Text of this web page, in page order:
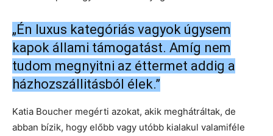
„Én luxus kategóriás vagyok úgysem
kapok állami támogatást. Amíg nem
tudom megnyitni az éttermet addig a
házhozszállitásból élek.”
Katia Boucher megérti azokat, akik meghátráltak, de
abban bízik, hogy előbb vagy utóbb kialakul valamiféle